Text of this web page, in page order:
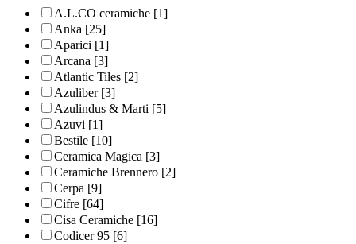
A.L.CO ceramiche [1]
Anka [25]
Aparici [1]
Arcana [3]
Atlantic Tiles [2]
Azuliber[3]
Azulindus & Marti [5]
Azuvi [1]
Bestile [10]
Ceramica Magica [3]
Ceramiche Brennero [2]
Cerpa [9]
Cifre [64]
Cisa Ceramiche [16]
Codicer 95 [6]